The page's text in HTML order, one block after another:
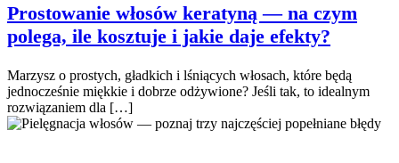
Prostowanie włosów keratyną — na czym
polega, ile kosztuje i jakie daje efekty?
Marzysz o prostych, gładkich i lśniących włosach, które będą
jednocześnie miękkie i dobrze odżywione? Jeśli tak, to idealnym
rozwiązaniem dla […]